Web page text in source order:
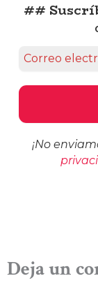
##
¡No
Deja un